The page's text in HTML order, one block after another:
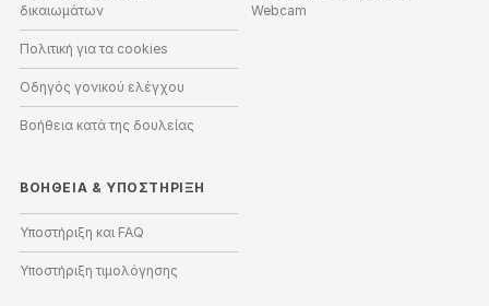
δικαιωμάτων
Πολιτική για τα cookies
Οδηγός γονικού ελέγχου
Βοήθεια κατά της δουλείας
Webcam
ΒΟΉΘΕΙΑ & ΥΠΟΣΤΉΡΙΞΗ
Υποστήριξη και FAQ
Υποστήριξη τιμολόγησης